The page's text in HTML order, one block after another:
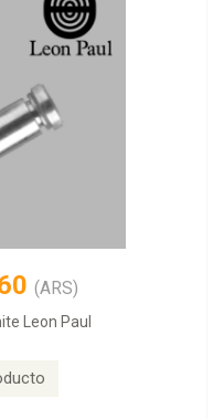
(ARS)
Leon Paul